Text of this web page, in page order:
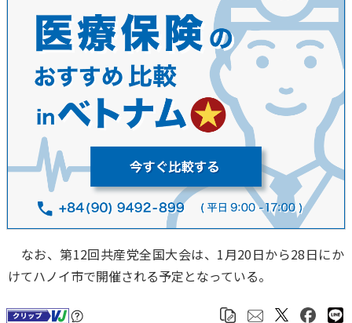
なお、第12回共産党全国大会は、1月20日から28日にか
けてハノイ市で開催される予定となっている。